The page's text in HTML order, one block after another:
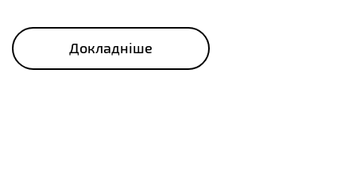
Докладніше